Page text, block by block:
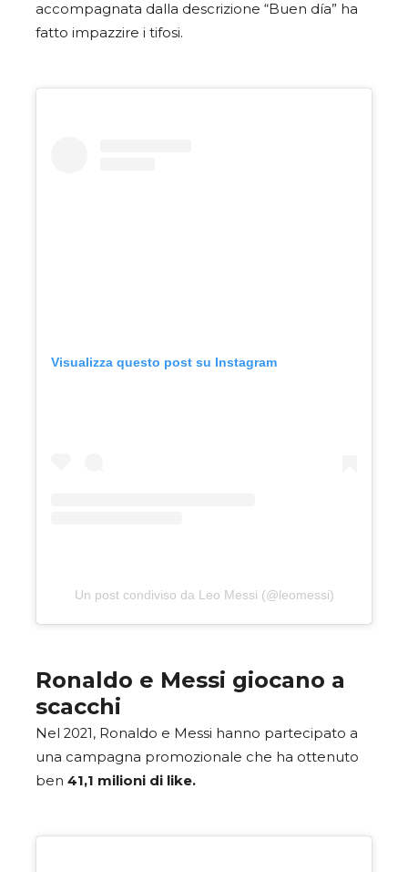
accompagnata dalla descrizione “Buen día” ha
fatto impazzire i tifosi.
Visualizza questo post su Instagram
Un post condiviso da Leo Messi (@leomessi)
Ronaldo e Messi giocano a
scacchi
Nel 2021, Ronaldo e Messi hanno partecipato a
una campagna promozionale che ha ottenuto
ben 41,1 milioni di like.